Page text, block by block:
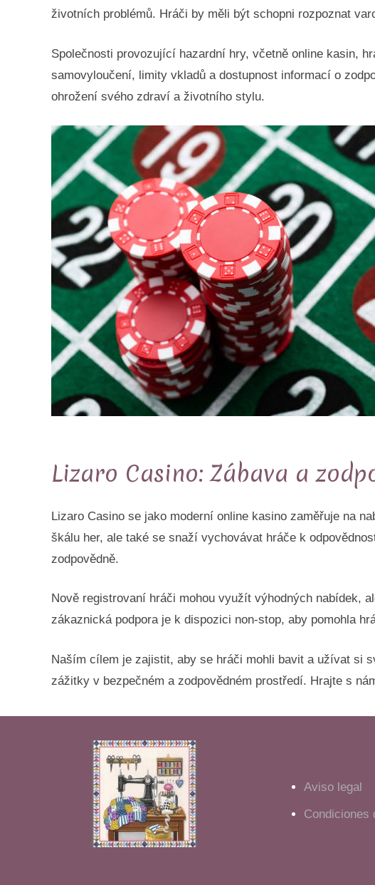
životních problémů. Hráči by měli být schopni rozpoznat
Společnosti provozující hazardní hry, včetně online kasin,
samovyloučení, limity vkladů a dostupnost informací o
ohrožení svého zdraví a životního stylu.
Lizaro Casino: Zábava a
Lizaro Casino se jako moderní online kasino zaměřuje na
škálu her, ale také se snaží vychovávat hráče k
zodpovědně.
Nově registrovaní hráči mohou využít výhodných nabídek,
zákaznická podpora je k dispozici non-stop, aby pomohla
Naším cílem je zajistit, aby se hráči mohli bavit a užívat si
zážitky v bezpečném a zodpovědném prostředí. Hrajte s
Aviso legal
Condiciones